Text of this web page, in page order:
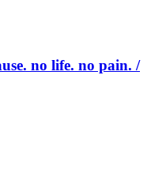
no life. no pain. /